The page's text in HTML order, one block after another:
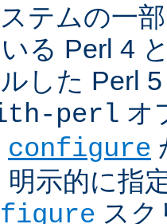
テムの一
る Perl 4
した Perl
perl オ
configure
明示的に指
スク